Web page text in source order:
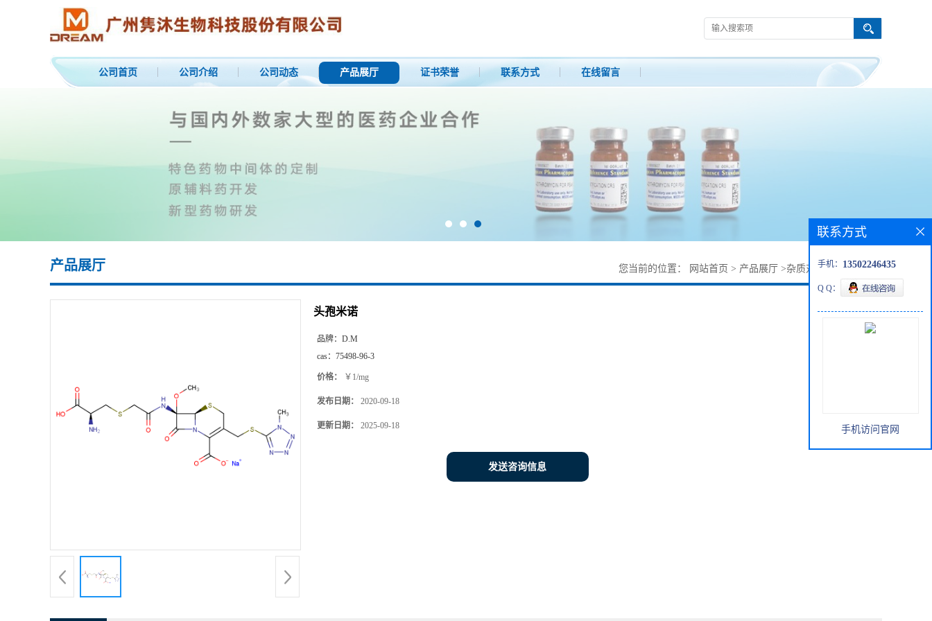
公司首页 公司介绍 公司动态 产品展厅 证书荣誉 联系方式 在线留言
产品展厅 您当前的位置： 网站首页 > 产品展厅 >杂质对照品> 头孢米诺
头孢米诺
品牌： D.M
cas： 75498-96-3
价格： ￥1/mg
发布日期： 2020-09-18
更新日期： 2025-09-18
发送咨询信息
联系方式
手机： 13502246435
Q Q：
手机访问官网